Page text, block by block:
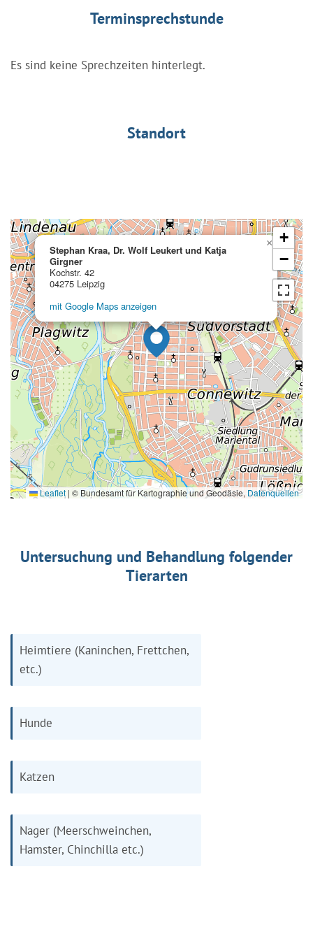
Terminsprechstunde
Es sind keine Sprechzeiten hinterlegt.
Standort
Stephan Kraa, Dr. Wolf Leukert und Katja
Girgner
Kochstr. 42
04275 Leipzig
mit Google Maps anzeigen
×
+
−
Leaflet | © Bundesamt für Kartographie und Geodäsie, Datenquellen
Untersuchung und Behandlung folgender
Tierarten
Heimtiere (Kaninchen, Frettchen,
etc.)
Hunde
Katzen
Nager (Meerschweinchen,
Hamster, Chinchilla etc.)